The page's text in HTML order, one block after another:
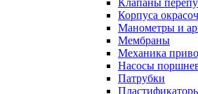
Клапаны
Корпуса
Манометры и
Мембраны
Механика
Насосы
Патрубки